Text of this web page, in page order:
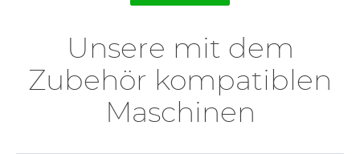
Unsere mit dem
Zubehör kompatiblen
Maschinen